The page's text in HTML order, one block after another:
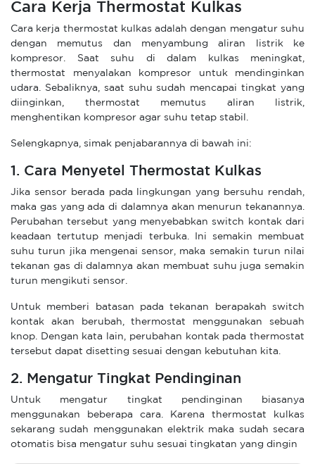
Cara Kerja Thermostat Kulkas
Cara kerja thermostat kulkas adalah dengan mengatur suhu
dengan memutus dan menyambung aliran listrik ke
kompresor. Saat suhu di dalam kulkas meningkat,
thermostat menyalakan kompresor untuk mendinginkan
udara. Sebaliknya, saat suhu sudah mencapai tingkat yang
diinginkan, thermostat memutus aliran listrik,
menghentikan kompresor agar suhu tetap stabil.
Selengkapnya, simak penjabarannya di bawah ini:
1. Cara Menyetel Thermostat Kulkas
Jika sensor berada pada lingkungan yang bersuhu rendah,
maka gas yang ada di dalamnya akan menurun tekanannya.
Perubahan tersebut yang menyebabkan switch kontak dari
keadaan tertutup menjadi terbuka. Ini semakin membuat
suhu turun jika mengenai sensor, maka semakin turun nilai
tekanan gas di dalamnya akan membuat suhu juga semakin
turun mengikuti sensor.
Untuk memberi batasan pada tekanan berapakah switch
kontak akan berubah, thermostat menggunakan sebuah
knop. Dengan kata lain, perubahan kontak pada thermostat
tersebut dapat disetting sesuai dengan kebutuhan kita.
2. Mengatur Tingkat Pendinginan
Untuk mengatur tingkat pendinginan biasanya
menggunakan beberapa cara. Karena thermostat kulkas
sekarang sudah menggunakan elektrik maka sudah secara
otomatis bisa mengatur suhu sesuai tingkatan yang dingin